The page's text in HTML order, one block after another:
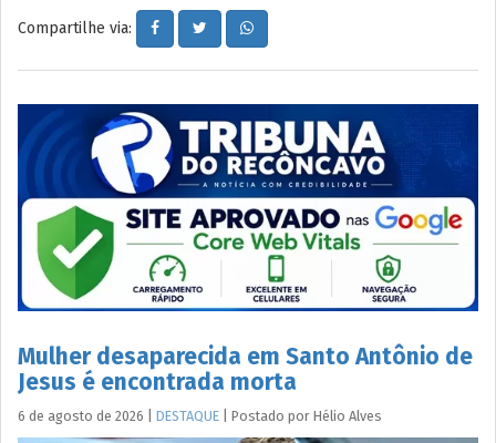
Compartilhe via:
Mulher desaparecida em Santo Antônio de
Jesus é encontrada morta
6 de agosto de 2026 DESTAQUE Postado por Hélio Alves